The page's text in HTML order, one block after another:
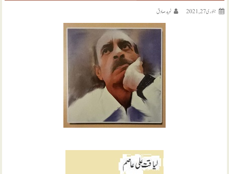
جنوری 27, 2021 نويد صادق